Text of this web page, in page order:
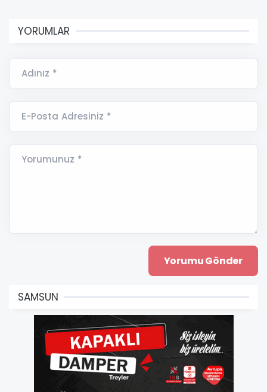
YORUMLAR
Adınız *
E-Posta Adresiniz *
Yorumunuz *
SAMSUN